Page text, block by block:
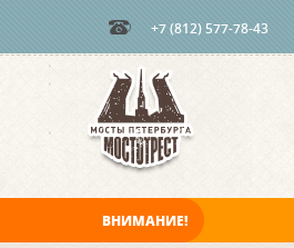
+7 (812) 577-78-43
ВНИМАНИЕ!